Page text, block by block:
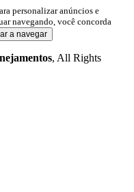
personalizar anúncios e
navegando, você concorda
a navegar
, All Rights